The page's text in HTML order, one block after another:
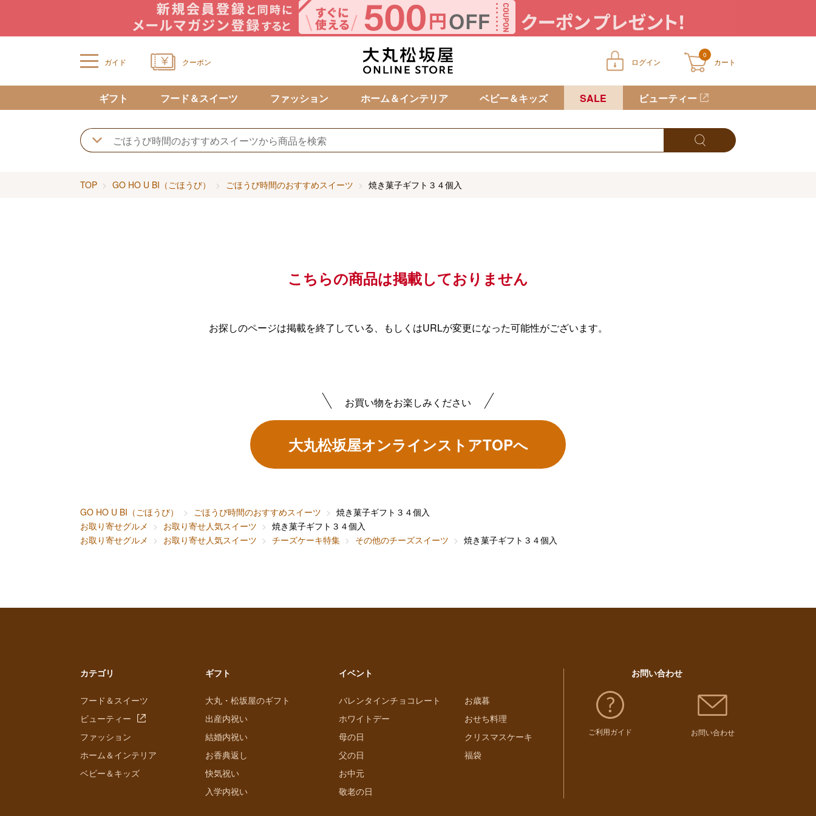
ガイド クーポン ログイン
0
カート
カートに商品が入っていません
ギフト フード＆スイーツ ファッション ホーム＆インテリア ベビー＆キッズ SALE ビューティー
TOP GO HO U BI（ごほうび） ごほうび時間のおすすめスイーツ 焼き菓子ギフト３４個入
こちらの商品は掲載しておりません
お探しのページは掲載を終了している、もしくはURLが変更になった可能性がございます。
お買い物をお楽しみください
大丸松坂屋オンラインストアTOPへ
GO HO U BI（ごほうび） ごほうび時間のおすすめスイーツ
焼き菓子ギフト３４個入
お取り寄せグルメ
お取り寄せ人気スイーツ
焼き菓子ギフト３４個入
お取り寄せグルメ
お取り寄せ人気スイーツ チーズケーキ特集 その他のチーズスイーツ 焼き菓子ギフト３４個入
カテゴリ
フード＆スイーツ
ビューティー
ファッション
ホーム＆インテリア
ベビー＆キッズ
ギフト
大丸・松坂屋のギフト
出産内祝い
結婚内祝い
お香典返し
快気祝い
入学内祝い
イベント
バレンタインチョコレート
ホワイトデー
母の日
父の日
お中元
敬老の日
お歳暮
おせち料理
クリスマスケーキ
福袋
お問い合わせ
ご利用ガイド お問い合わせ